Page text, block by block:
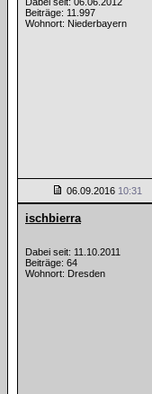
Beiträge: 11.997
Wohnort: Niederbayern
06.09.2016 10:31
ischbierra
Dabei seit: 11.10.2011
Beiträge: 64
Wohnort: Dresden